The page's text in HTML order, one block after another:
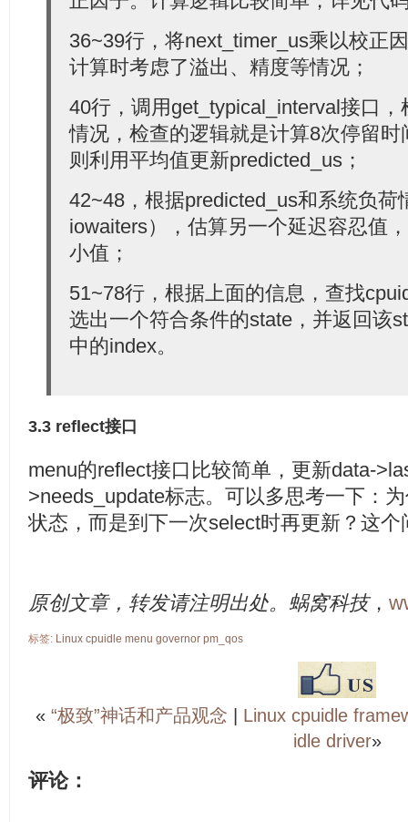
* We want to default to C1 (hlt), not to busy
* unless the timer is happening really really
     */
if (data->next_timer_us > 5 &&
dev-
data->last_state_idx =
/*
* Find the idle state with the lowest power
for (i = CPUIDLE_DRIVER_STATE_START; i < drv-
struct
cpuidle_state *s = &drv->states[i];
struct
cpuidle_state_usage *su = &dev-
if (s->target_residency > data->predicted_us)
continue ;
if (s->exit_latency > latency_req)
  77:
  79:
}
36~39行，将next_timer_us乘以校正
计算时考虑了溢出、精度等情况；
40行，调用get_typical_interval接口
情况，检查的逻辑就是计算8次停留
则利用平均值更新predicted_us；
42~48，根据predicted_us和系统负荷
iowaiters），估算另一个延迟容忍值
小值；
51~78行，根据上面的信息，查找
选出一个符合条件的state，并返回该
中的index。
3.3 reflect接口
menu的reflect接口比较简单，更新data-
>needs_update标志。可以多思考一下：
状态，而是到下一次select时再更新？这
原创文章，转发请注明出处。蜗窝科技，
标签: Linux cpuidle menu governor pm_qos
« “极致”神话和产品观念 | Linux cpuidle
idle driver»
评论：